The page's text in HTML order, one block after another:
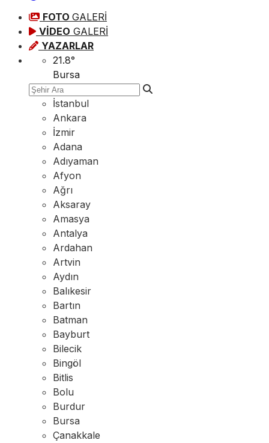
FOTO GALERİ
VİDEO GALERİ
YAZARLAR
21.8°
Bursa
İstanbul
Ankara
İzmir
Adana
Adıyaman
Afyon
Ağrı
Aksaray
Amasya
Antalya
Ardahan
Artvin
Aydın
Balıkesir
Bartın
Batman
Bayburt
Bilecik
Bingöl
Bitlis
Bolu
Burdur
Bursa
Çanakkale